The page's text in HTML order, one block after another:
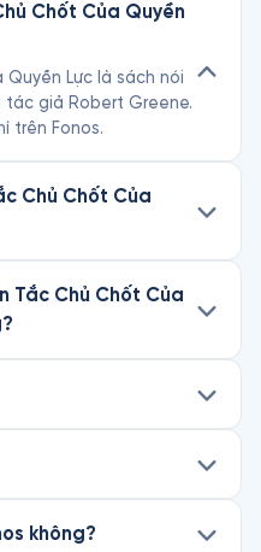
Chốt Của Quyền
Lực là sách nói
giả Robert Greene.
trên Fonos.
Chủ Chốt Của
Tắc Chủ Chốt Của
không?